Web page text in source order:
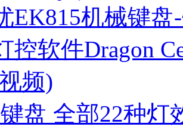
EK815机械键
控软件Dragon
频)
盘 全部22种灯